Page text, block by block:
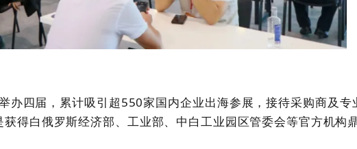
办四届，累计吸引超550家国内企业出海参展，接待采购商及专
获得白俄罗斯经济部、工业部、中白工业园区管委会等官方机构